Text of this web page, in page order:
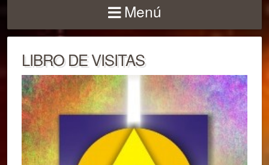
Menú
LIBRO DE VISITAS